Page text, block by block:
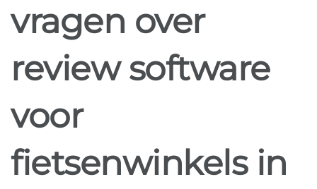
vragen over
review software
voor
fietsenwinkels in